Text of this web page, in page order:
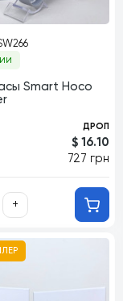
Smart Hoco
ДРОП
$ 16.10
727 грн
+